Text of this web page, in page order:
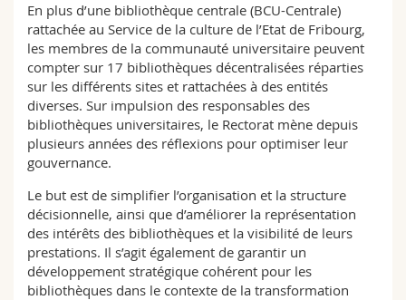
En plus d’une bibliothèque centrale (BCU-Centrale)
rattachée au Service de la culture de l’Etat de Fribourg,
les membres de la communauté universitaire peuvent
compter sur 17 bibliothèques décentralisées réparties
sur les différents sites et rattachées à des entités
diverses. Sur impulsion des responsables des
bibliothèques universitaires, le Rectorat mène depuis
plusieurs années des réflexions pour optimiser leur
gouvernance.
Le but est de simplifier l’organisation et la structure
décisionnelle, ainsi que d’améliorer la représentation
des intérêts des bibliothèques et la visibilité de leurs
prestations. Il s’agit également de garantir un
développement stratégique cohérent pour les
bibliothèques dans le contexte de la transformation